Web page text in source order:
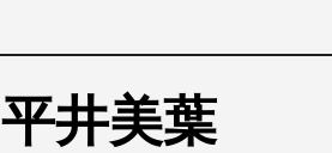
平井美葉